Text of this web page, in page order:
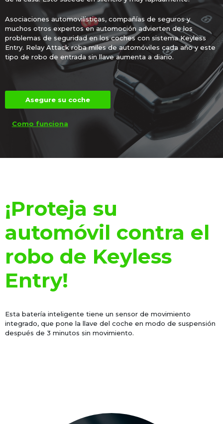
Asociaciones automovilísticas, compañías de seguros y
muchos otros expertos en automoción advierten de los
problemas de seguridad en los coches con sistema Keyless
Entry. Relay Attack roba miles de automóviles cada año y este
tipo de robo de entrada sin llave aumenta a diario.
Asegure su coche
Como funciona
¡Proteja su
automóvil contra el
robo de Keyless
Entry!
Esta batería inteligente tiene un sensor de movimiento
integrado, que pone la llave del coche en modo de suspensión
después de 3 minutos sin movimiento.